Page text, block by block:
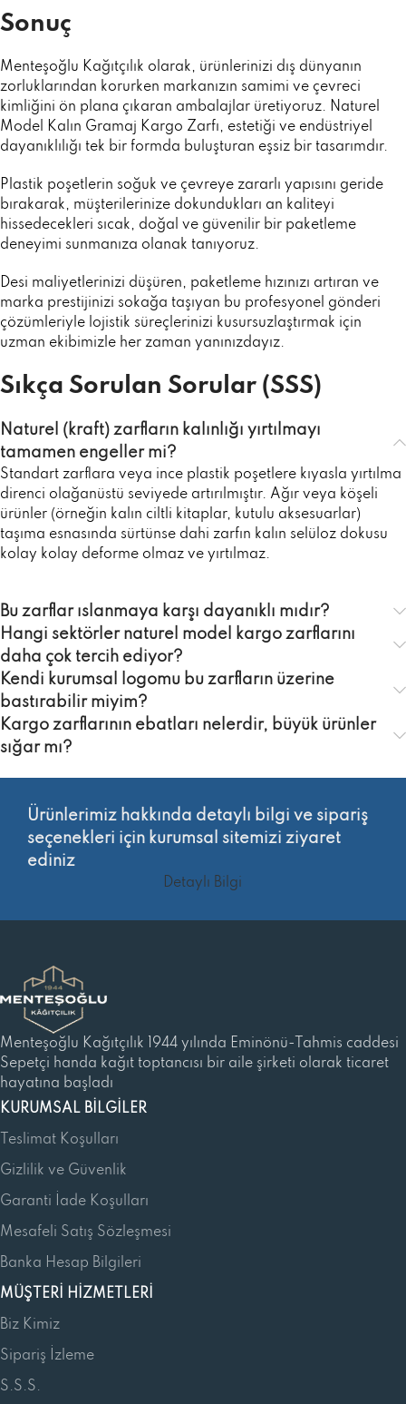
Sonuç
Menteşoğlu Kağıtçılık olarak, ürünlerinizi dış dünyanın
zorluklarından korurken markanızın samimi ve çevreci
kimliğini ön plana çıkaran ambalajlar üretiyoruz. Naturel
Model Kalın Gramaj Kargo Zarfı, estetiği ve endüstriyel
dayanıklılığı tek bir formda buluşturan eşsiz bir tasarımdır.
Plastik poşetlerin soğuk ve çevreye zararlı yapısını geride
bırakarak, müşterilerinize dokundukları an kaliteyi
hissedecekleri sıcak, doğal ve güvenilir bir paketleme
deneyimi sunmanıza olanak tanıyoruz.
Desi maliyetlerinizi düşüren, paketleme hızınızı artıran ve
marka prestijinizi sokağa taşıyan bu profesyonel gönderi
çözümleriyle lojistik süreçlerinizi kusursuzlaştırmak için
uzman ekibimizle her zaman yanınızdayız.
Sıkça Sorulan Sorular (SSS)
Naturel (kraft) zarfların kalınlığı yırtılmayı
tamamen engeller mi?
Standart zarflara veya ince plastik poşetlere kıyasla yırtılma
direnci olağanüstü seviyede artırılmıştır. Ağır veya köşeli
ürünler (örneğin kalın ciltli kitaplar, kutulu aksesuarlar)
taşıma esnasında sürtünse dahi zarfın kalın selüloz dokusu
kolay kolay deforme olmaz ve yırtılmaz.
Bu zarflar ıslanmaya karşı dayanıklı mıdır?
Hangi sektörler naturel model kargo zarflarını
daha çok tercih ediyor?
Kendi kurumsal logomu bu zarfların üzerine
bastırabilir miyim?
Kargo zarflarının ebatları nelerdir, büyük ürünler
sığar mı?
Detaylı Bilgi
Ürünlerimiz hakkında detaylı bilgi ve sipariş
seçenekleri için kurumsal sitemizi ziyaret
ediniz
Menteşoğlu Kağıtçılık 1944 yılında Eminönü-Tahmis caddesi
Sepetçi handa kağıt toptancısı bir aile şirketi olarak ticaret
hayatına başladı
KURUMSAL BILGILER
Teslimat Koşulları
Gizlilik ve Güvenlik
Garanti İade Koşulları
Mesafeli Satış Sözleşmesi
Banka Hesap Bilgileri
MÜŞTERI HIZMETLERI
Biz Kimiz
Sipariş İzleme
S.S.S.